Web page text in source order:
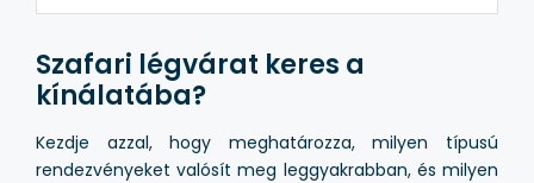
Szafari légvárat keres a
kínálatába?
Kezdje azzal, hogy meghatározza, milyen típusú
rendezvényeket valósít meg leggyakrabban, és milyen